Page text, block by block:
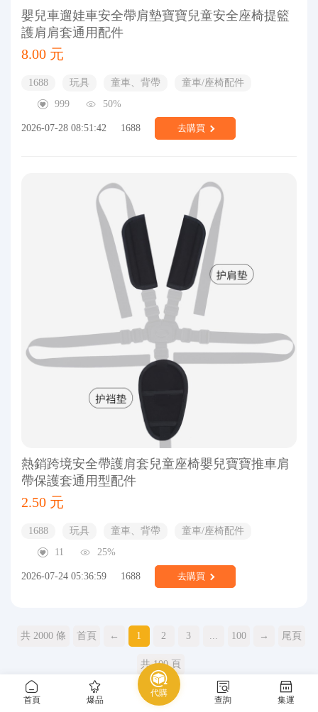
首頁 爆品
代購
查詢 集運
嬰兒車遛娃車安全帶肩墊寶寶兒童安全座椅提籃
護肩肩套通用配件
8.00 元
1688 玩具 童車、背帶
童車/座椅配件
999
50%
2026-07-28 08:51:42 1688 去購買
熱銷跨境安全帶護肩套兒童座椅嬰兒寶寶推車肩
帶保護套通用型配件
2.50 元
1688 玩具 童車、背帶
童車/座椅配件
11
25%
2026-07-24 05:36:59 1688 去購買
共 2000 條 首頁 ← 1 2 3 ... 100 → 尾頁
共 100 頁